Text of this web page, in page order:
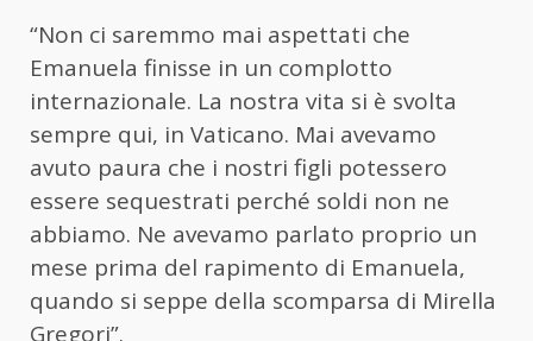
“Non ci saremmo mai aspettati che
Emanuela finisse in un complotto
internazionale. La nostra vita si è svolta
sempre qui, in Vaticano. Mai avevamo
avuto paura che i nostri figli potessero
essere sequestrati perché soldi non ne
abbiamo. Ne avevamo parlato proprio un
mese prima del rapimento di Emanuela,
quando si seppe della scomparsa di Mirella
Gregori”.